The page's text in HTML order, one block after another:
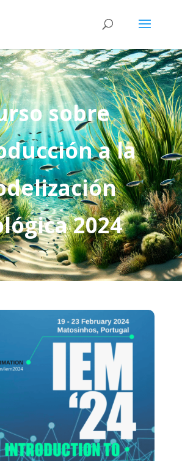
sobre
a la
2024